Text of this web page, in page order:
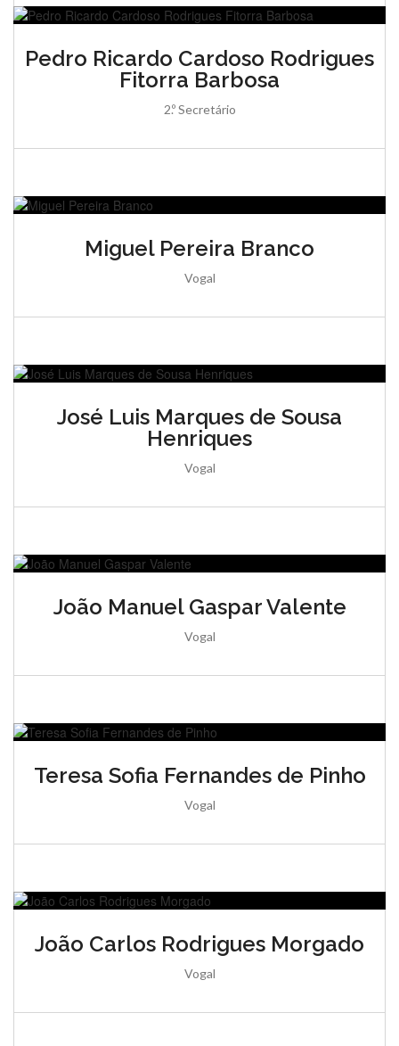
Pedro Ricardo Cardoso Rodrigues
Fitorra Barbosa
2.º Secretário
Miguel Pereira Branco
Vogal
José Luis Marques de Sousa
Henriques
Vogal
João Manuel Gaspar Valente
Vogal
Teresa Sofia Fernandes de Pinho
Vogal
João Carlos Rodrigues Morgado
Vogal